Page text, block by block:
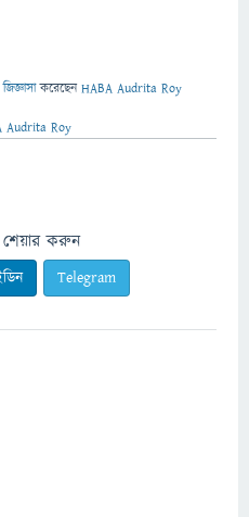
জিজ্ঞাসাকরেছেনHABA Audrita Roy
Audrita Roy
শেয়ার করুন
Telegram